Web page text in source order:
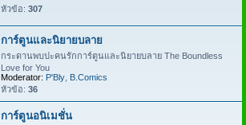
หัวข้อ: 307
การ์ตูนและนิยายบลาย
กระดานพบปะคนรักการ์ตูนและนิยายบลาย The Boundless
Love for You
Moderator: P'Bly B.Comics
หัวข้อ: 36
การ์ตูนอนิเมชั่น